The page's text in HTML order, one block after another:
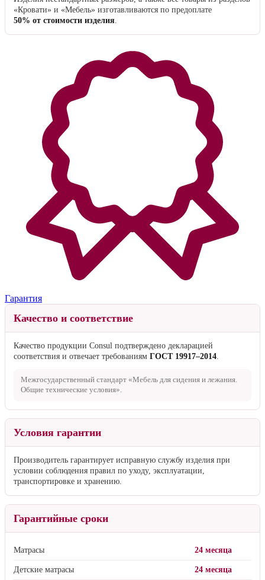
«Кровати» и «Мебель» изготавливаются по предоплате
50% от стоимости изделия.
Гарантия
Качество и соответствие
Качество продукции Consul подтверждено декларацией
соответствия и отвечает требованиям ГОСТ 19917–2014.
Межгосударственный стандарт «Мебель для сидения и лежания.
Общие технические условия».
Условия гарантии
Производитель гарантирует исправную службу изделия при
условии соблюдения правил по уходу, эксплуатации,
транспортировке и хранению.
Гарантийные сроки
Матрасы 24 месяца
Детские матрасы 24 месяца